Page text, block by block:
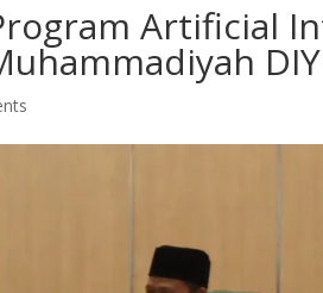
Artificial
DIY